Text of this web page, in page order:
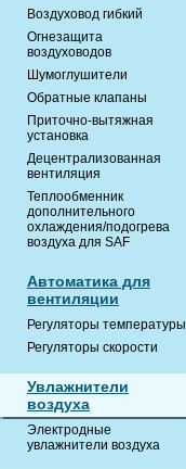
Воздуховод гибкий
Огнезащита
воздуховодов
Шумоглушители
Обратные клапаны
Приточно-вытяжная
установка
Децентрализованная
вентиляция
Теплообменник
дополнительного
охлаждения/подогрева
воздуха для SAF
Автоматика для
вентиляции
Регуляторы температуры
Регуляторы скорости
Увлажнители
воздуха
Электродные
увлажнители воздуха